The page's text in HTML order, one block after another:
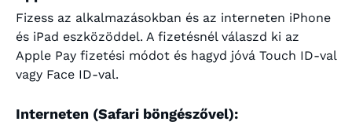
Fizess az alkalmazásokban és az interneten iPhone
és iPad eszközöddel. A fizetésnél válaszd ki az
Apple Pay fizetési módot és hagyd jóvá Touch ID-val
vagy Face ID-val.
Interneten (Safari böngészővel):